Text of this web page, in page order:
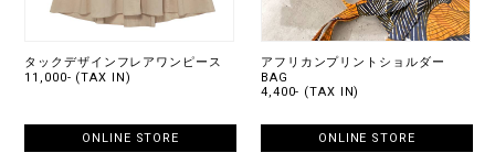
タックデザインフレアワンピース
11,000- (TAX IN)
ONLINE STORE
アフリカンプリントショルダー
BAG
4,400- (TAX IN)
ONLINE STORE